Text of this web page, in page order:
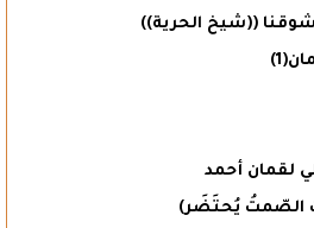
((شيخ الحرية))
لقمان أحمد
الصّمتُ يُحتَضَر)